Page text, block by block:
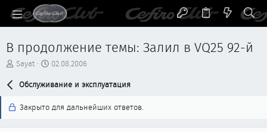
В продолжение темы: Залил в VQ25 92-й
А
р
Sayat
Д
т
н
02.08.2006
Обслуживание и эксплуатация
Закрыто для дальнейших ответов.